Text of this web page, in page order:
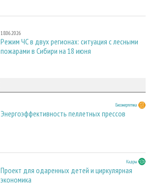
18.06.2026
Режим ЧС в двух регионах: ситуация с лесными
пожарами в Сибири на 18 июня
Биоэнергетика
Энергоэффективность пеллетных прессов
Кадры
Проект для одаренных детей и циркулярная
экономика